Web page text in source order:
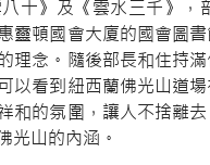
十》及《雲水三千》
靈頓國會大廈的國會圖
理念。隨後部長和住持
以看到紐西蘭佛光山道
和的氛圍，讓人不捨離
光山的內涵。